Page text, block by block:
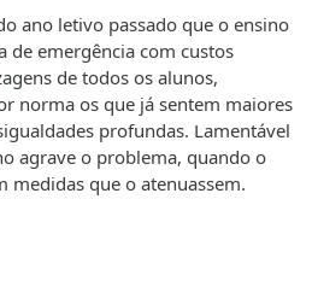
ano letivo passado que o ensino
de emergência com custos
de todos os alunos,
norma os que já sentem maiores
profundas. Lamentável
agrave o problema, quando o
medidas que o atenuassem.